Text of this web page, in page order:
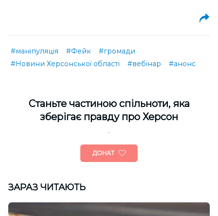
#маніпуляція #Фейк
#громади
#Новини Херсонської області
#вебінар #анонс
Cтаньте частиною спільноти, яка
зберігає правду про Херсон
ДОНАТ
ЗАРАЗ ЧИТАЮТЬ